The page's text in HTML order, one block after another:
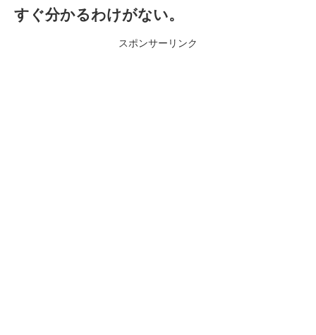
すぐ分かるわけがない。
スポンサーリンク